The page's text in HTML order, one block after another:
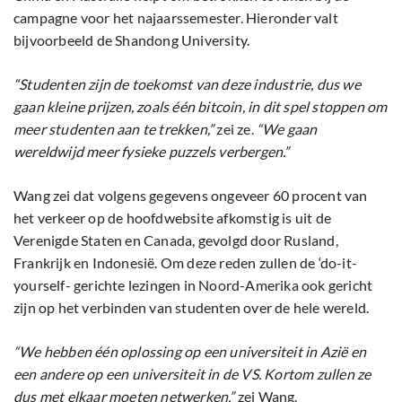
campagne voor het najaarssemester. Hieronder valt
bijvoorbeeld de Shandong University.
“Studenten zijn de toekomst van deze industrie, dus we
gaan kleine prijzen, zoals één bitcoin, in dit spel stoppen om
meer studenten aan te trekken,”zei ze. “We gaan
wereldwijd meer fysieke puzzels verbergen.”
Wang zei dat volgens gegevens ongeveer 60 procent van
het verkeer op de hoofdwebsite afkomstig is uit de
Verenigde Staten en Canada, gevolgd door Rusland,
Frankrijk en Indonesië. Om deze reden zullen de ‘do-it-
yourself- gerichte lezingen in Noord-Amerika ook gericht
zijn op het verbinden van studenten over de hele wereld.
“We hebben één oplossing op een universiteit in Azië en
een andere op een universiteit in de VS. Kortom zullen ze
dus met elkaar moeten netwerken,”zei Wang.